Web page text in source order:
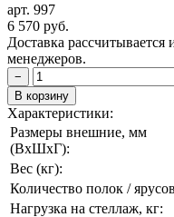
арт. 997
6 570 руб.
Доставка
менеджеров.
−
В корзину
Характеристики:
Размеры внешние, мм
(ВxШxГ):
Вес (кг):
Количество полок /
Нагрузка на стеллаж, кг: